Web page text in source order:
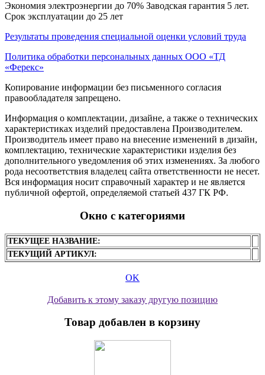
Экономия электроэнергии до 70% Заводская гарантия 5 лет.
Срок эксплуатации до 25 лет
Результаты проведения специальной оценки условий труда
Политика обработки персональных данных ООО «ТД
«Ферекс»
Копирование информации без письменного согласия
правообладателя запрещено.
Информация о комплектации, дизайне, а также о технических
характеристиках изделий предоставлена Производителем.
Производитель имеет право на внесение изменений в дизайн,
комплектацию, технические характеристики изделия без
дополнительного уведомления об этих изменениях. За любого
рода несоответствия владелец сайта ответственности не несет.
Вся информация носит справочный характер и не является
публичной офертой, определяемой статьей 437 ГК РФ.
Окно с категориями
ТЕКУЩЕЕ НАЗВАНИЕ:
ТЕКУЩИЙ АРТИКУЛ:
OK
Добавить к этому заказу другую позицию
Товар добавлен в корзину